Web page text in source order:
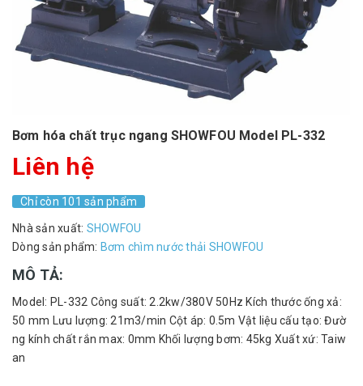
Bơm hóa chất trục ngang SHOWFOU Model PL-332
Liên hệ
Chỉ còn 101 sản phẩm
Nhà sản xuất: SHOWFOU
Dòng sản phẩm: Bơm chìm nước thải SHOWFOU
MÔ TẢ:
Model: PL-332 Công suất: 2.2kw/380V 50Hz Kích thước ống xả:
50 mm Lưu lượng: 21m3/min Cột áp: 0.5m Vật liệu cấu tạo: Đườ
ng kính chất rắn max: 0mm Khối lượng bơm: 45kg Xuất xứ: Taiw
an